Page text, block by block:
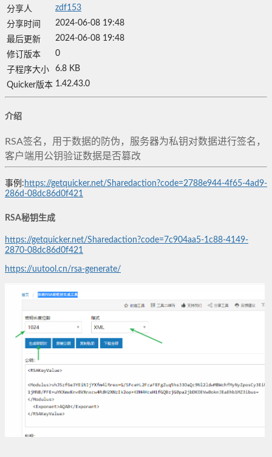
分享人
zdf153
分享时间
2024-06-08 19:48
最后更新
2024-06-08 19:48
修订版本
0
子程序大小
6.8 KB
Quicker版本 1.42.43.0
介绍
RSA签名，用于数据的防伪，服务器为私钥对数据进行签名，
客户端用公钥验证数据是否篡改
事例: https://getquicker.net/Sharedaction?code=2788e944-4f65-4ad9-
286d-08dc86d0f421
RSA秘钥生成
https://getquicker.net/Sharedaction?code=7c904aa5-1c88-4149-
2870-08dc86d0f421
https://uutool.cn/rsa-generate/